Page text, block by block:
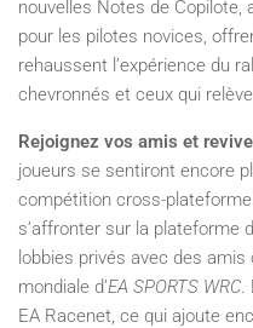
nouvelles Notes de
pour les pilotes novices,
rehaussent l’expérience du
chevronnés et ceux qui
Rejoignez vos amis et
joueurs se sentiront encore
compétition cross-
s’affronter sur la plateforme
lobbies privés avec des
mondiale d’EA SPORTS WRC.
EA Racenet, ce qui ajoute